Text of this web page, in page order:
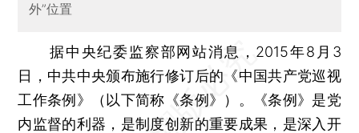
外”位置
据中央纪委监察部网站消息，2015年8月3
日，中共中央颁布施行修订后的《中国共产党巡视
工作条例》（以下简称《条例》）。《条例》是党
内监督的利器，是制度创新的重要成果，是深入开